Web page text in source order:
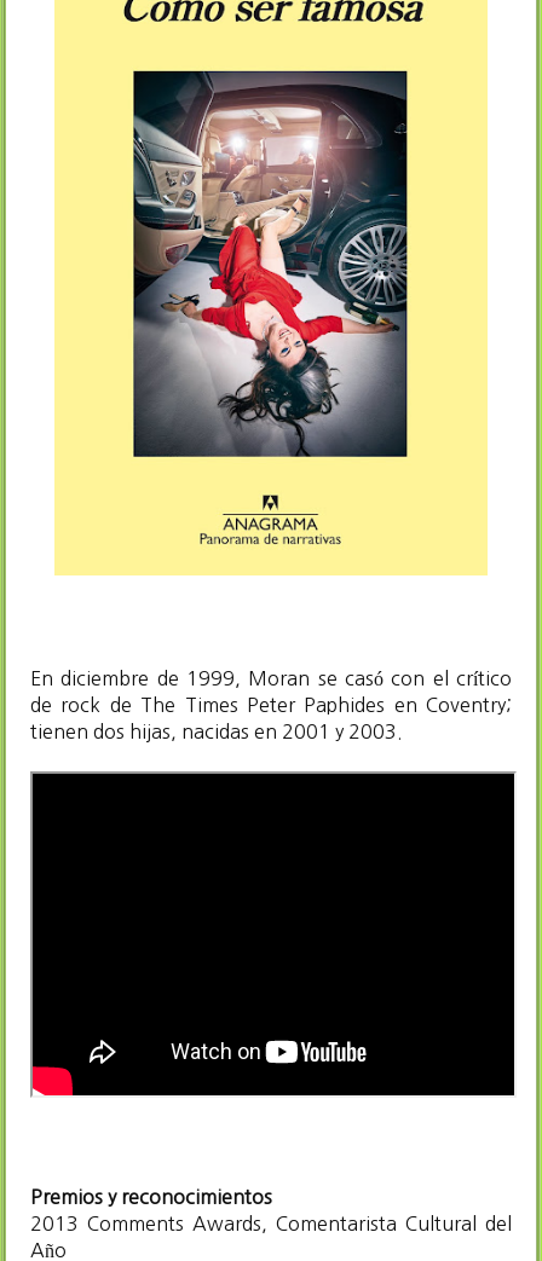
En diciembre de 1999, Moran se casó con el crítico
de rock de The Times Peter Paphides en Coventry;
tienen dos hijas, nacidas en 2001 y 2003.​
Premios y reconocimientos
2013 Comments Awards, Comentarista Cultural del
Año